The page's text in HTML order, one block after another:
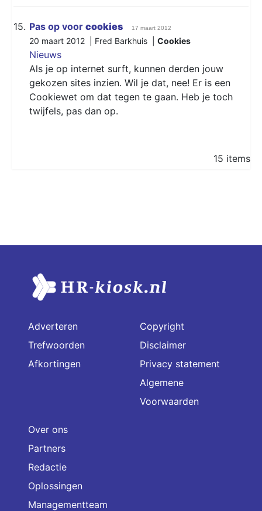
15. Pas op voor cookies 17 maart 2012
20 maart 2012 | Fred Barkhuis | Cookies
Nieuws
Als je op internet surft, kunnen derden jouw
gekozen sites inzien. Wil je dat, nee! Er is een
Cookiewet om dat tegen te gaan. Heb je toch
twijfels, pas dan op.
15 items
Adverteren
Trefwoorden
Afkortingen
Copyright
Disclaimer
Privacy statement
Algemene
Voorwaarden
Over ons
Partners
Redactie
Oplossingen
Managementteam